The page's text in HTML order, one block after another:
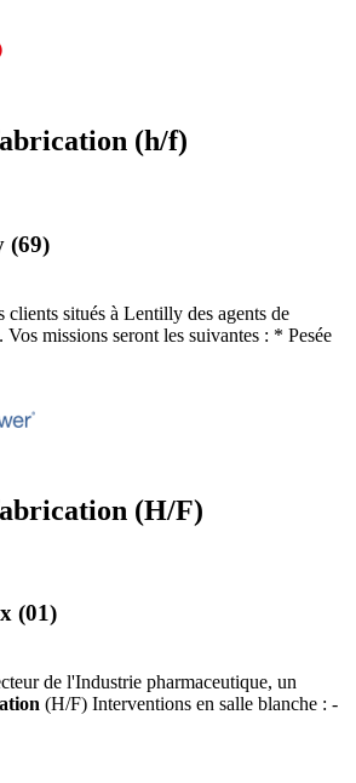
(h/f)
(69)
clients situés à Lentilly des agents de
Vos missions seront les suivantes : * Pesée
(H/F)
(01)
de l'Industrie pharmaceutique, un
(H/F) Interventions en salle blanche : -